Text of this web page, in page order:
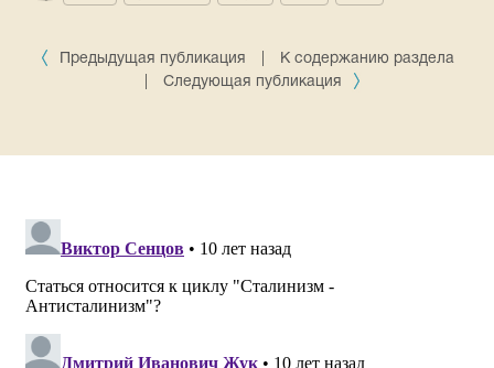
Предыдущая публикация
К содержанию раздела
Следующая публикация